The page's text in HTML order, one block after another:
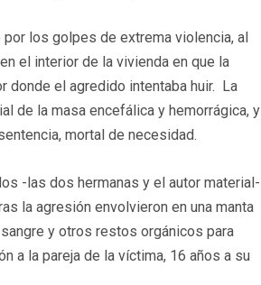
los golpes de extrema violencia, al
el interior de la vivienda en que la
donde el agredido intentaba huir. La
de la masa encefálica y hemorrágica, y
mortal de necesidad.
-las dos hermanas y el autor material-
la agresión envolvieron en una manta
y otros restos orgánicos para
a la pareja de la víctima, 16 años a su